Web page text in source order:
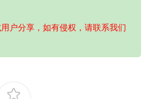
户分享，如有侵权，请联系我们